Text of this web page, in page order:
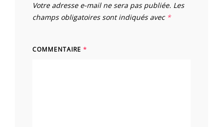
Votre adresse e-mail ne sera pas publiée. Les
champs obligatoires sont indiqués avec *
COMMENTAIRE *